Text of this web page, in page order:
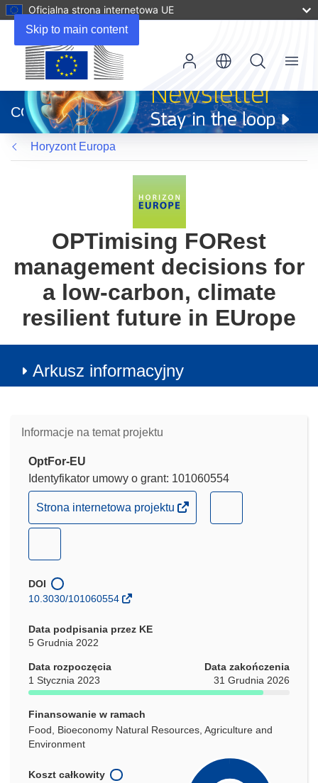
Skip to main content
Oficjalna strona internetowa UE
otworzy
się
w
nowym
oknie)
CORDIS
Menu
Horyzont Europa
OPTimising FORest
management decisions for
a low-carbon, climate
resilient future in EUrope
Arkusz informacyjny
Informacje na temat projektu
OptFor-EU
Identyfikator umowy o grant: 101060554
(odnośnik
otworzy
w
oknie)
Strona internetowa projektu
otworzy
otworzy
w
oknie)
DOI
10.3030/101060554
Data podpisania przez KE
5 Grudnia 2022
Data rozpoczęcia
1 Stycznia 2023
Data zakończenia
31 Grudnia 2026
Finansowanie w ramach
Food, Bioeconomy Natural Resources, Agriculture and
Environment
Koszt całkowity